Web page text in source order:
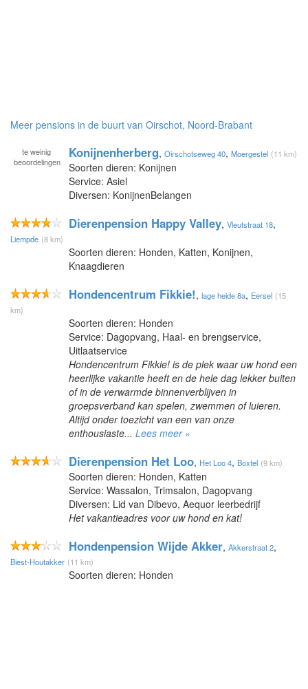
Meer pensions in de buurt van Oirschot, Noord-Brabant
te weinig
beoordelingen
Konijnenherberg, Oirschotseweg 40, Moergestel (11 km)
Soorten dieren: Konijnen
Service: Asiel
Diversen: KonijnenBelangen
Dierenpension Happy Valley, Vleutstraat 18,
Liempde (8 km)
Soorten dieren: Honden, Katten, Konijnen,
Knaagdieren
Hondencentrum Fikkie!, lage heide 8a, Eersel (15
km)
Soorten dieren: Honden
Service: Dagopvang, Haal- en brengservice,
Uitlaatservice
Hondencentrum Fikkie! is de plek waar uw hond een
heerlijke vakantie heeft en de hele dag lekker buiten
of in de verwarmde binnenverblijven in
groepsverband kan spelen, zwemmen of luieren.
Altijd onder toezicht van een van onze
enthousiaste... Lees meer »
Dierenpension Het Loo, Het Loo 4, Boxtel (9 km)
Soorten dieren: Honden, Katten
Service: Wassalon, Trimsalon, Dagopvang
Diversen: Lid van Dibevo, Aequor leerbedrijf
Het vakantieadres voor uw hond en kat!
Hondenpension Wijde Akker, Akkerstraat 2,
Biest-Houtakker (11 km)
Soorten dieren: Honden